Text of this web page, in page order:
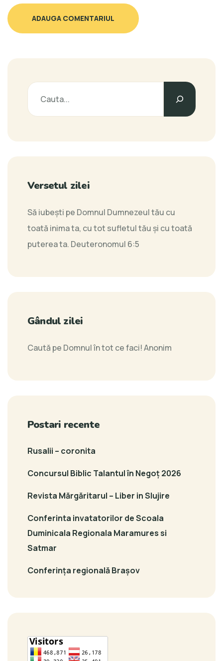
ADAUGA COMENTARIUL
Versetul zilei
Să iubeşti pe Domnul Dumnezeul tău cu
toată inima ta, cu tot sufletul tău şi cu toată
puterea ta. Deuteronomul 6:5
Gândul zilei
Caută pe Domnul în tot ce faci!Anonim
Postari recente
Rusalii – coronita
Concursul Biblic Talantul în Negoț 2026
Revista Mărgăritarul – Liber in Slujire
Conferinta invatatorilor de Scoala
Duminicala Regionala Maramures si
Satmar
Conferința regională Brașov